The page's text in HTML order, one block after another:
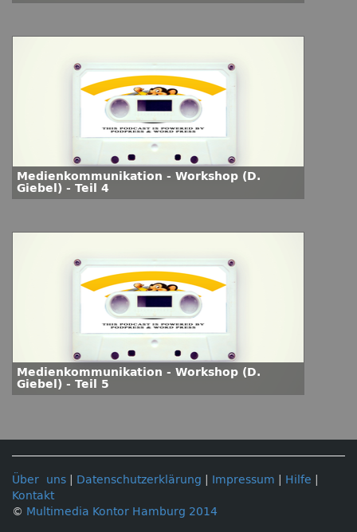
Medienkommunikation - Workshop (D.
Giebel) - Teil 4
Medienkommunikation - Workshop (D.
Giebel) - Teil 5
Über uns Datenschutzerklärung Impressum Hilfe
Kontakt
© Multimedia Kontor Hamburg 2014